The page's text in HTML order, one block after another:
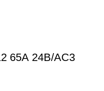
65А 24В/АС3